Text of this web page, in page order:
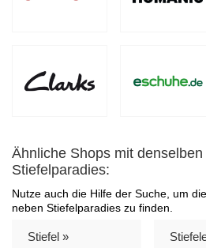
Ähnliche Shops mit
Stiefelparadies:
Nutze auch die Hilfe der Suche, um
neben Stiefelparadies zu finden.
Stiefel »